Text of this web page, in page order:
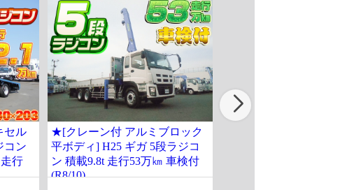
セル
コン
行
★[クレーン付 アルミブロック
平ボディ] H25 ギガ 5段ラジコ
ン 積載9.8t 走行53万㎞ 車検付
(R8/10)